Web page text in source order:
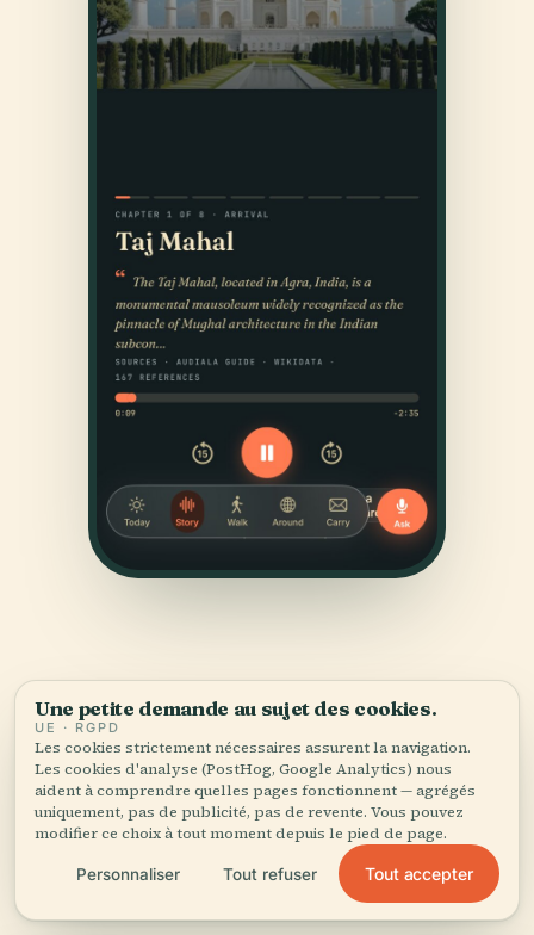
SOURCES
Vérifié,et montré.
Recherché et rédigé par l'équipe éditoriale d'Audiala à
partir d'archives historiques, d'archives architecturales
Une petite demande au sujet des cookies.
UE · RGPD
Les cookies strictement nécessaires assurent la navigation.
Les cookies d'analyse (PostHog, Google Analytics) nous
aident à comprendre quelles pages fonctionnent — agrégés
uniquement, pas de publicité, pas de revente. Vous pouvez
modifier ce choix à tout moment depuis le pied de page.
Personnaliser Tout refuser Tout accepter